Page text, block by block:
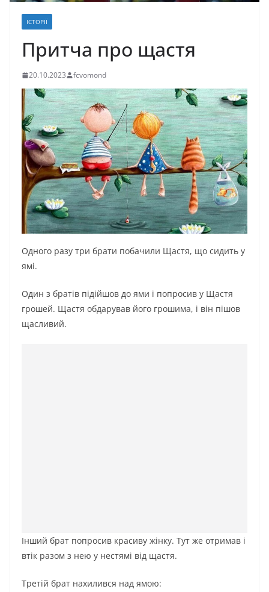
ІСТОРІЇ
Притча про щастя
20.10.2023 fcvomond
Одного разу три брати побачили Щастя, що сидить у
ямі.
Один з братів підійшов до ями і попросив у Щастя
грошей. Щастя обдарував його грошима, і він пішов
щасливий.
Інший брат попросив красиву жінку. Тут же отримав і
втік разом з нею у нестямі від щастя.
Третій брат нахилився над ямою: